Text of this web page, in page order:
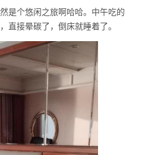
是个悠闲之旅啊哈哈。中午吃的
直接晕碳了，倒床就睡着了。